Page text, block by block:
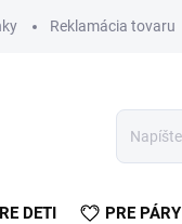
Reklamácia tovaru
DETI PRE PÁRY